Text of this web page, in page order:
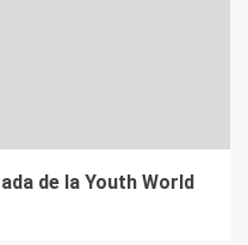
de la Youth World